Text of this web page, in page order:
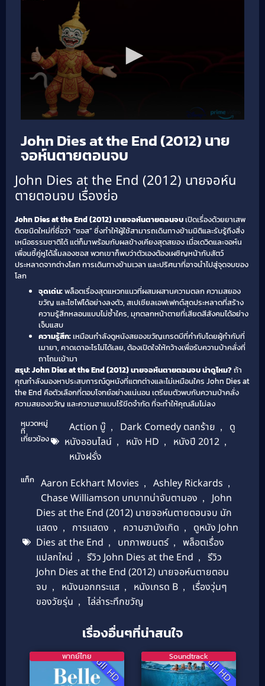
John Dies at the End (2012) นาย
จอห์นตายตอนจบ
John Dies at the End (2012) นายจอห์น
ตายตอนจบ เรื่องย่อ
John Dies at the End (2012) นายจอห์นตายตอนจบเปิดเรื่องด้วยยาเสพ
ติดชนิดใหม่ที่ชื่อว่า “ซอส” ซึ่งทำให้ผู้ใช้สามารถเดินทางข้ามมิติและรับรู้ถึงสิ่ง
เหนือธรรมชาติได้ แต่ก็มาพร้อมกับผลข้างเคียงสุดสยอง เมื่อเดวิดและจอห์น
เพื่อนซี้คู่หูได้ลิ้มลองซอส พวกเขาก็พบว่าตัวเองต้องเผชิญหน้ากับสัตว์
ประหลาดจากต่างโลก การเดินทางข้ามเวลา และปริศนาที่อาจนำไปสู่จุดจบของ
โลก
จุดเด่น:พล็อตเรื่องสุดแหวกแนวที่ผสมผสานความตลก ความสยอง
ขวัญ และไซไฟได้อย่างลงตัว, สเปเชียลเอฟเฟกต์สุดประหลาดที่สร้าง
ความรู้สึกหลอนแบบไม่ซ้ำใคร, มุกตลกหน้าตายที่เสียดสีสังคมได้อย่าง
เจ็บแสบ
ความรู้สึก:เหมือนกำลังดูหนังสยองขวัญเกรดบีที่กำกับโดยผู้กำกับที่
เมายา, คาดเดาอะไรไม่ได้เลย, ต้องเปิดใจให้กว้างเพื่อรับความบ้าคลั่งที่
ถาโถมเข้ามา
สรุป: John Dies at the End (2012) นายจอห์นตายตอนจบ น่าดูไหม?ถ้า
คุณกำลังมองหาประสบการณ์ดูหนังที่แตกต่างและไม่เหมือนใคร John Dies at
the End คือตัวเลือกที่ตอบโจทย์อย่างแน่นอน เตรียมตัวพบกับความบ้าคลั่ง
ความสยองขวัญ และความฮาแบบไร้ขีดจำกัด ที่จะทำให้คุณลืมไม่ลง
หมวดหมู่
ที่
เกี่ยวข้อง
Action บู๊ , Dark Comedy ตลกร้าย ,
ดู
หนังออนไลน์ , หนัง HD , หนังปี 2012 ,
หนังฝรั่ง
แท็ก Aaron Eckhart Movies , Ashley Rickards ,
Chase Williamson บทบาทน่าจับตามอง ,
John
Dies at the End (2012) นายจอห์นตายตอนจบ นัก
แสดง , การแสดง , ความฮาบังเกิด ,
ดูหนัง John
Dies at the End , บทภาพยนตร์ ,
พล็อตเรื่อง
แปลกใหม่ , รีวิว John Dies at the End ,
รีวิว
John Dies at the End (2012) นายจอห์นตายตอน
จบ , หนังนอกกระแส , หนังเกรด B ,
เรื่องวุ่นๆ
ของวัยรุ่น , ไล่ล่าระทึกขวัญ
เรื่องอื่นๆที่น่าสนใจ
Full HD
พากย์ไทย Full HD
Soundtrack